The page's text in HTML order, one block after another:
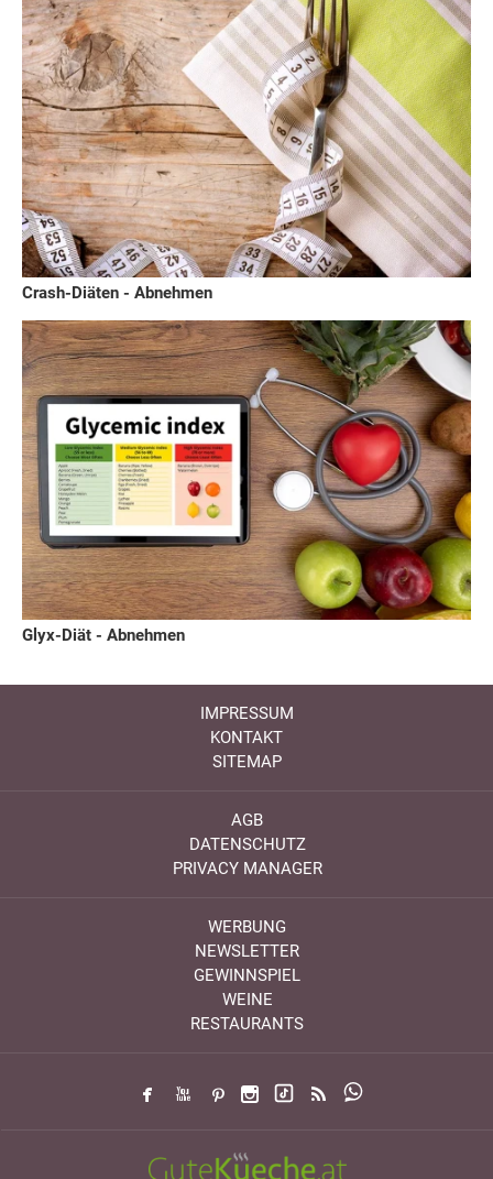
Crash-Diäten - Abnehmen
Glyx-Diät - Abnehmen
IMPRESSUM
KONTAKT
SITEMAP
AGB
DATENSCHUTZ
PRIVACY MANAGER
WERBUNG
NEWSLETTER
GEWINNSPIEL
WEINE
RESTAURANTS